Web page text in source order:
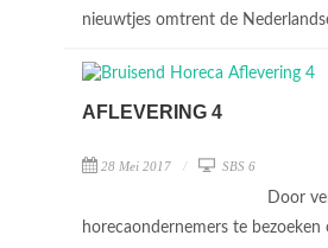
nieuwtjes omtrent de
AFLEVERING 4
28 Mei 2017 SBS 6
Door
horecaondernemers te bezoeken